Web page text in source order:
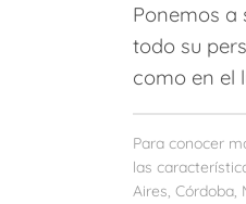
Ponemos a
todo su
como en el
Para conocer
las
Aires, Córdoba,